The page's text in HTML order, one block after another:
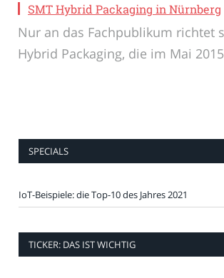
SMT Hybrid Packaging in Nürnberg
Nur an das Fachpublikum richtet
Hybrid Packaging, die im Mai
SPECIALS
IoT-Beispiele: die Top-10 des Jahres 2021
TICKER: DAS IST WICHTIG